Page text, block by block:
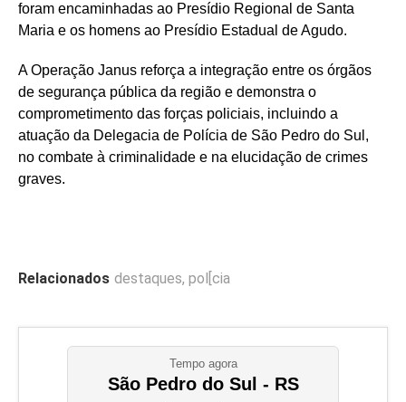
foram encaminhadas ao Presídio Regional de Santa
Maria e os homens ao Presídio Estadual de Agudo.
A Operação Janus reforça a integração entre os órgãos
de segurança pública da região e demonstra o
comprometimento das forças policiais, incluindo a
atuação da Delegacia de Polícia de São Pedro do Sul,
no combate à criminalidade e na elucidação de crimes
graves.
Relacionados destaques, pol[cia
Tempo agora
São Pedro do Sul - RS